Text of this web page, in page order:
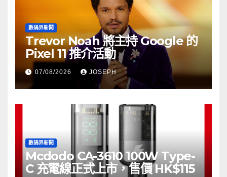
數碼界新聞
Trevor Noah 將主持 Google 的
Pixel 11 推介活動
07/08/2026 JOSEPH
數碼界新聞
Mcdodo CA-3610 100W Type-
C 充電線正式上市，售價 HK$115